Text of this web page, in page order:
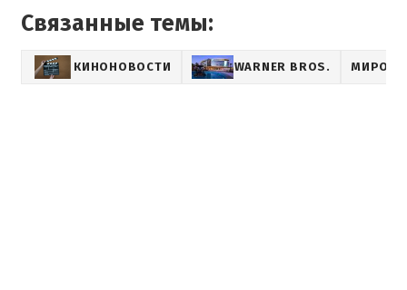
Связанные темы:
КИНОНОВОСТИ WARNER BROS.